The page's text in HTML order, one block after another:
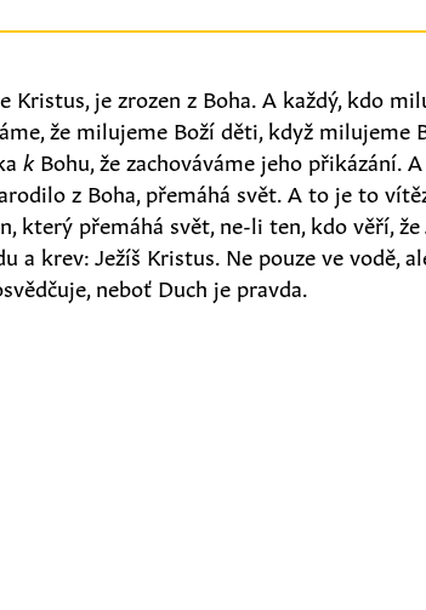
Kristus, je zrozen z Boha. A každý, kdo
že milujeme Boží děti, když milujeme
kBohu, že zachováváme jeho přikázání.
z Boha, přemáhá svět. A to je to
který přemáhá svět, ne-li ten, kdo věří,
a krev: Ježíš Kristus. Ne pouze ve vodě,
neboť Duch je pravda.